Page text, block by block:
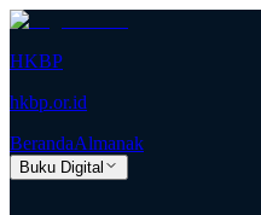
HKBP
hkbp.or.id
BerandaAlmanak
Buku Digital